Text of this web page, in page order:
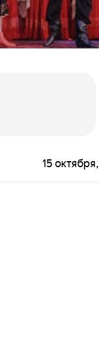
15 октября,